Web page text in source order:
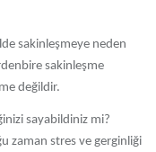
sakinleşmeye neden
sakinleşme
değildir.
sayabildiniz mi?
zaman stres ve gerginliği